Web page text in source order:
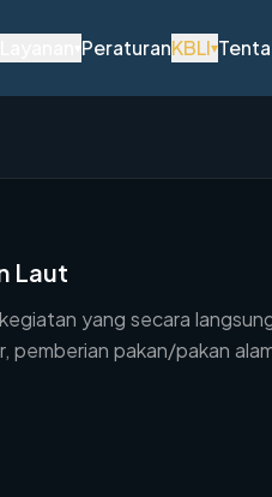
PeraturanKBLI▾
Laut
yang secara
pemberian pakan/pakan